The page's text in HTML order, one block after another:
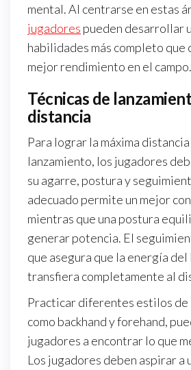
mental. Al centrarse en estas
jugadores pueden desarrollar
habilidades más completo que
mejor rendimiento en el campo.
Técnicas de
distancia
Para lograr la máxima distancia
lanzamiento, los jugadores
su agarre, postura y
adecuado permite un mejor
mientras que una postura
generar potencia. El
que asegura que la energía
transfiera completamente al
Practicar diferentes estilos de
como backhand y forehand,
jugadores a encontrar lo que
Los jugadores deben aspirar a